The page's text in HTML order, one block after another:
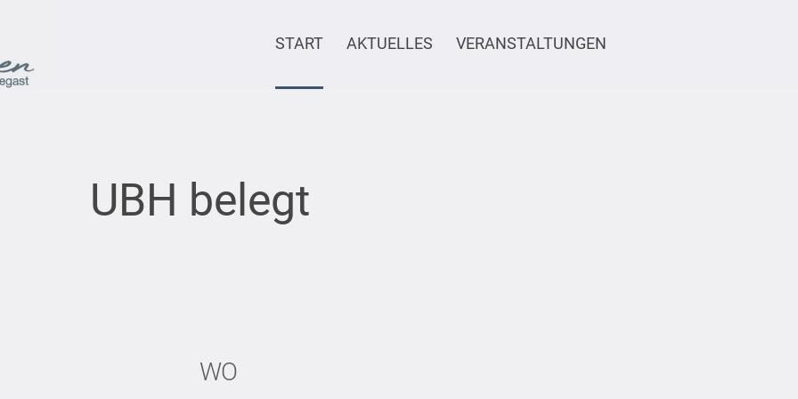
START AKTUELLES VERANSTALTUNGEN
UBH belegt
WO